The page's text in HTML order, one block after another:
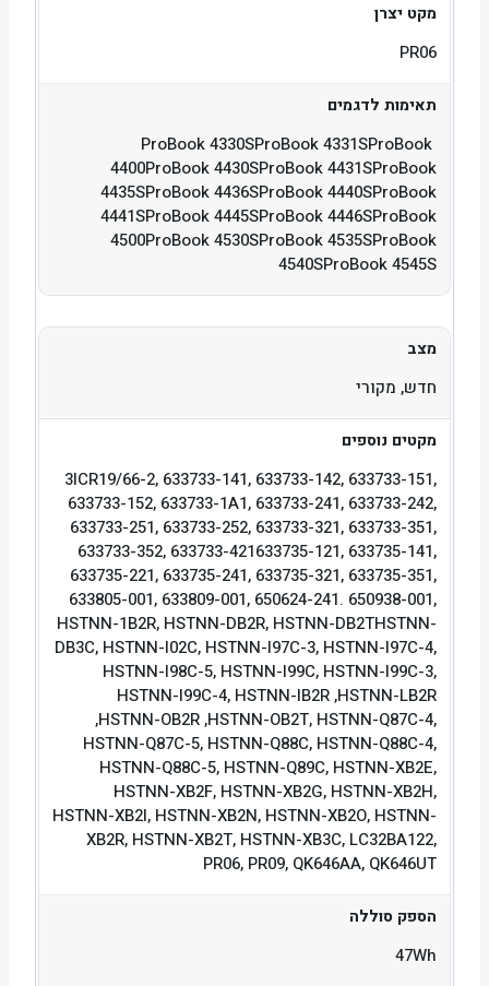
מקט יצרן
PR06
תאימות לדגמים
ProBook 4330SProBook 4331SProBook
4400ProBook 4430SProBook 4431SProBook
4435SProBook 4436SProBook 4440SProBook
4441SProBook 4445SProBook 4446SProBook
4500ProBook 4530SProBook 4535SProBook
4540SProBook 4545S
מצב
חדש, מקורי
מקטים נוספים
3ICR19/66-2, 633733-141, 633733-142, 633733-151,
633733-152, 633733-1A1, 633733-241, 633733-242,
633733-251, 633733-252, 633733-321, 633733-351,
633733-352, 633733-421633735-121, 633735-141,
633735-221, 633735-241, 633735-321, 633735-351,
633805-001, 633809-001, 650624-241. 650938-001,
HSTNN-1B2R, HSTNN-DB2R, HSTNN-DB2THSTNN-
DB3C, HSTNN-I02C, HSTNN-I97C-3, HSTNN-I97C-4,
HSTNN-I98C-5, HSTNN-I99C, HSTNN-I99C-3,
HSTNN-I99C-4, HSTNN-IB2R ,HSTNN-LB2R
,HSTNN-OB2R ,HSTNN-OB2T, HSTNN-Q87C-4,
HSTNN-Q87C-5, HSTNN-Q88C, HSTNN-Q88C-4,
HSTNN-Q88C-5, HSTNN-Q89C, HSTNN-XB2E,
HSTNN-XB2F, HSTNN-XB2G, HSTNN-XB2H,
HSTNN-XB2I, HSTNN-XB2N, HSTNN-XB2O, HSTNN-
XB2R, HSTNN-XB2T, HSTNN-XB3C, LC32BA122,
PR06, PR09, QK646AA, QK646UT
הספק סוללה
47Wh